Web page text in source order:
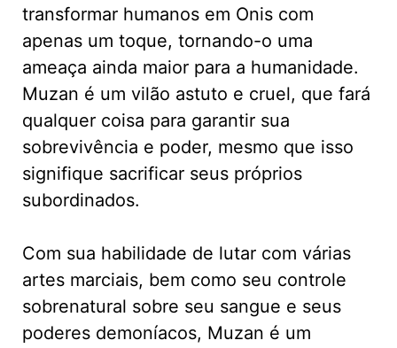
transformar humanos em Onis com
apenas um toque, tornando-o uma
ameaça ainda maior para a humanidade.
Muzan é um vilão astuto e cruel, que fará
qualquer coisa para garantir sua
sobrevivência e poder, mesmo que isso
signifique sacrificar seus próprios
subordinados.
Com sua habilidade de lutar com várias
artes marciais, bem como seu controle
sobrenatural sobre seu sangue e seus
poderes demoníacos, Muzan é um